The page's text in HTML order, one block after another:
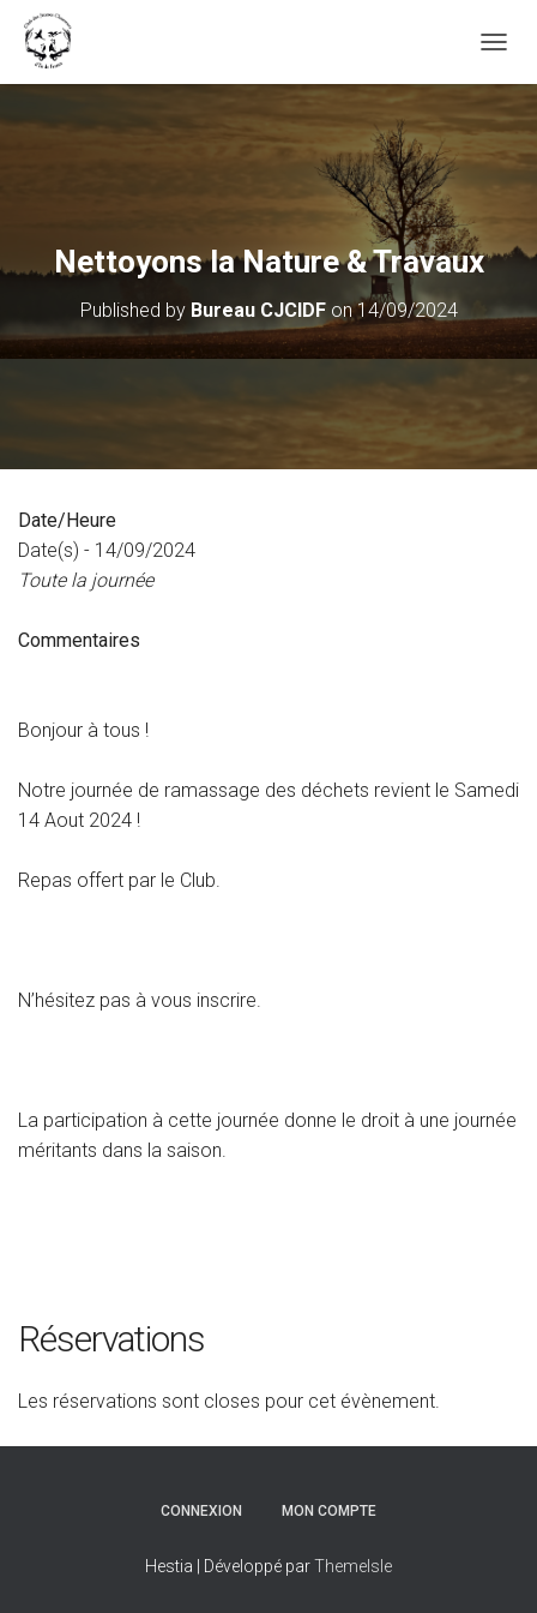
Nettoyons la Nature & Travaux
Published by Bureau CJCIDFon14/09/2024
Date/Heure
Date(s) - 14/09/2024
Toute la journée
Commentaires
Bonjour à tous !
Notre journée de ramassage des déchets revient le Samedi
14 Aout 2024 !
Repas offert par le Club.
N’hésitez pas à vous inscrire.
La participation à cette journée donne le droit à une journée
méritants dans la saison.
Réservations
Les réservations sont closes pour cet évènement.
CONNEXION MON COMPTE
Hestia | Développé parThemeIsle